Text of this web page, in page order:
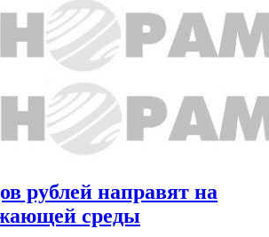
рублей направят на
среды